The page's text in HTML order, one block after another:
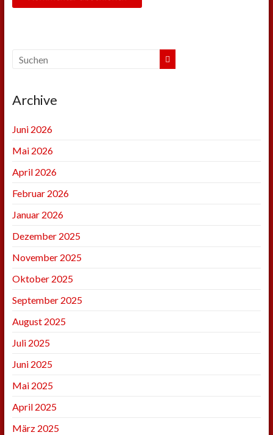
Archive
Juni 2026
Mai 2026
April 2026
Februar 2026
Januar 2026
Dezember 2025
November 2025
Oktober 2025
September 2025
August 2025
Juli 2025
Juni 2025
Mai 2025
April 2025
März 2025